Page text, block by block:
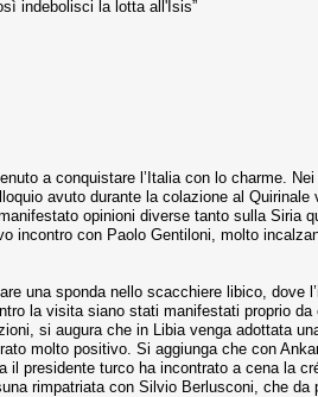
indebolisci la lotta all'Isis”
a conquistare l’Italia con lo charme.
avuto durante la colazione al
opinioni diverse tanto sulla Siria
incontro con Paolo Gentiloni, molto
una sponda nello scacchiere libico,
la visita siano stati manifestati proprio
si augura che in Libia venga adottata
molto positivo. Si aggiunga che con
presidente turco ha incontrato a cena la
rimpatriata con Silvio Berlusconi, che